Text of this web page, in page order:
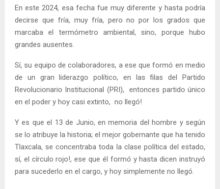
En este 2024, esa fecha fue muy diferente y hasta podría
decirse que fría, muy fría, pero no por los grados que
marcaba el termómetro ambiental, sino, porque hubo
grandes ausentes.
Sí, su equipo de colaboradores, a ese que formó en medio
de un gran liderazgo político, en las filas del Partido
Revolucionario Institucional (PRI), entonces partido único
en el poder y hoy casi extinto, no llegó!
Y es que el 13 de Junio, en memoria del hombre y según
se lo atribuye la historia; el mejor gobernante que ha tenido
Tlaxcala, se concentraba toda la clase política del estado,
sí, el círculo rojo!, ese que él formó y hasta dicen instruyó
para sucederlo en el cargo, y hoy simplemente no llegó.